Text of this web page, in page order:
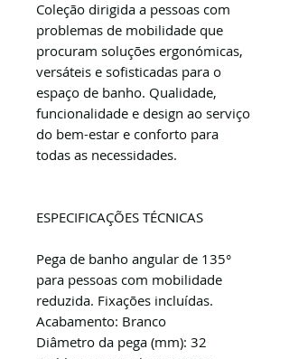
Coleção dirigida a pessoas com
problemas de mobilidade que
procuram soluções ergonómicas,
versáteis e sofisticadas para o
espaço de banho. Qualidade,
funcionalidade e design ao serviço
do bem-estar e conforto para
todas as necessidades.
ESPECIFICAÇÕES TÉCNICAS
Pega de banho angular de 135°
para pessoas com mobilidade
reduzida. Fixações incluídas.
Acabamento: Branco
Diâmetro da pega (mm): 32